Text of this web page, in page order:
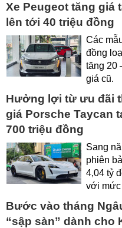
Xe Peugeot tăng giá
lên tới 40 triệu đồng
Các
đồng
tăng 20
giá cũ.
Hưởng lợi từ ưu đãi
giá Porsche Taycan
700 triệu đồng
Sang
phiên
4,04 tỷ
với mức
Bước vào tháng
“sập sàn” dành cho